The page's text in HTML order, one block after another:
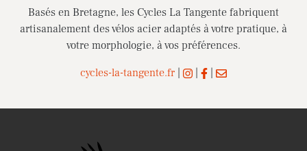
Basés en Bretagne, les Cycles La Tangente fabriquent
artisanalement des vélos acier adaptés à votre pratique, à
votre morphologie, à vos préférences.
cycles-la-tangente.fr